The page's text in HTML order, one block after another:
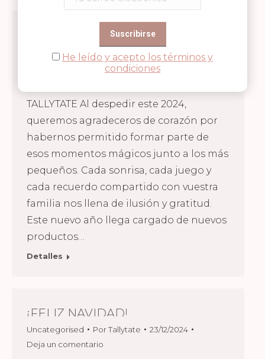
Uncategorised Por
31/12/2024
TALLYTATE Al despedir este 2024,
queremos agradeceros de corazón por
habernos permitido formar parte de
esos momentos mágicos junto a los más
pequeños. Cada sonrisa, cada juego y
cada recuerdo compartido con vuestra
familia nos llena de ilusión y gratitud.
Este nuevo año llega cargado de nuevos
productos…
Detalles
¡FELIZ NAVIDAD!
Uncategorised PorTallytate
23/12/2024
Deja un comentario
He leído y acepto los términos y
condiciones